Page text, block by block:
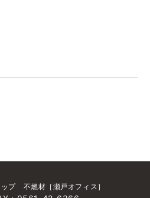
プ 不燃材［瀬戸オフィス］